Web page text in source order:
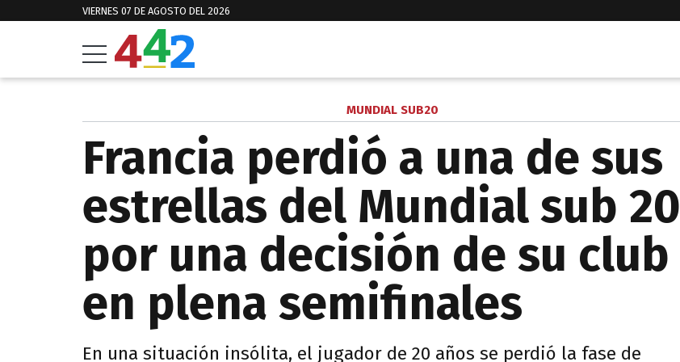
VIERNES 07 DE AGOSTO DEL 2026
MUNDIAL SUB20
Francia perdió a una de sus
estrellas del Mundial sub 20
por una decisión de su club
en plena semifinales
En una situación insólita, el jugador de 20 años se perdió la fase de